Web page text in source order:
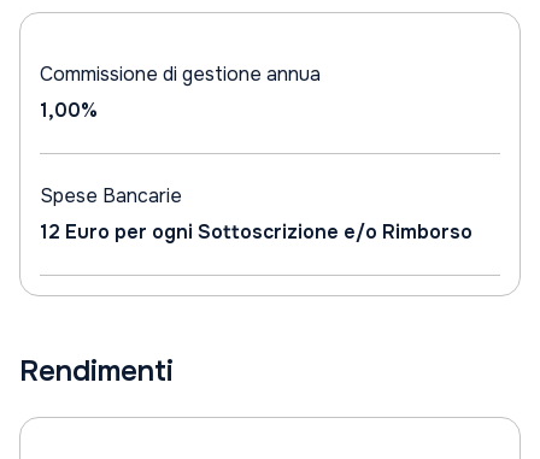
Commissione di gestione annua
1,00%
Spese Bancarie
12 Euro per ogni Sottoscrizione e/o Rimborso
Rendimenti